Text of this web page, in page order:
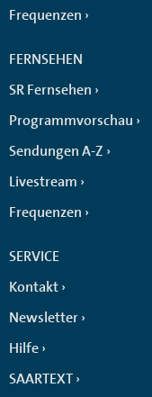
Frequenzen
FERNSEHEN
SR Fernsehen
Programmvorschau
Sendungen A-Z
Livestream
Frequenzen
SERVICE
Kontakt
Newsletter
Hilfe
SAARTEXT